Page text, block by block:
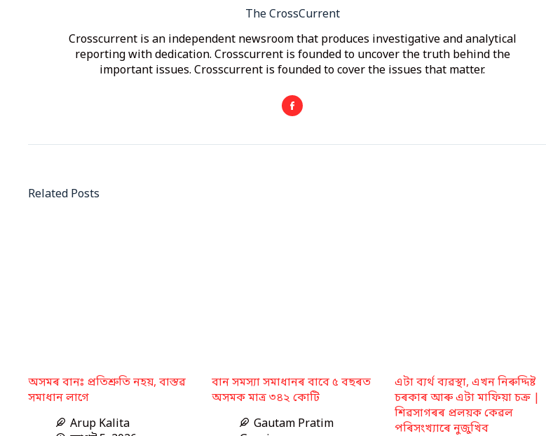
The CrossCurrent
Crosscurrent is an independent newsroom that produces investigative and analytical
reporting with dedication. Crosscurrent is founded to uncover the truth behind the
important issues. Crosscurrent is founded to cover the issues that matter.
Related Posts
অসমৰ বানঃ প্ৰতিশ্ৰুতি নহয়, বাস্তৱ
সমাধান লাগে
Arup Kalita
বান সমস্যা সমাধানৰ বাবে ৫ বছৰত
অসমক মাত্ৰ ৩৪২ কোটি
Gautam Pratim
এটা ব্যৰ্থ ব্যৱস্থা, এখন নিৰুদ্দিষ্ট
চৰকাৰ আৰু এটা মাফিয়া চক্ৰ |
শিৱসাগৰৰ প্ৰলয়ক কেৱল
পৰিসংখ্যাৰে নুজুখিব